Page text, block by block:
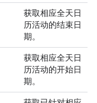
获取相应全天日
历活动的结束日
期。
获取相应全天日
历活动的开始日
期。